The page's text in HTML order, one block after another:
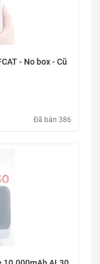
- No box - Cũ
Đã bán 386